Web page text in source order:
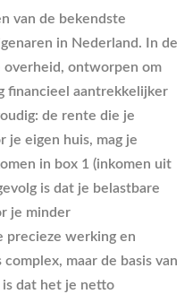
van de bekendste
in Nederland. In de
overheid, ontworpen om
financieel aantrekkelijker
de rente die je
je eigen huis, mag je
in box 1 (inkomen uit
is dat je belastbare
je minder
precieze werking en
maar de basis van
is dat het je netto